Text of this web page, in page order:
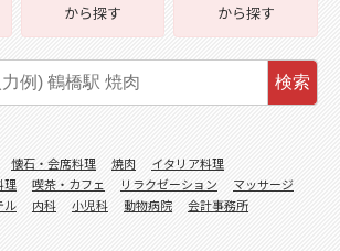
から探す
から探す
検索
懐石・会席料理 焼肉
イタリア料理
理 喫茶・カフェ リラクゼーション
マッサージ
ル 内科 小児科 動物病院
会計事務所